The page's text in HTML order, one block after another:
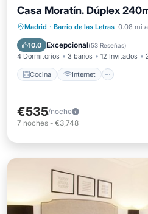
Casa Moratín. Dúplex
Madrid · Barrio de las Letras 0.08 mi
10.0 Excepcional(53 Reseñas)
4 Dormitorios 3 baños 12 Invitados
Cocina Internet
Cocina Internet
Lavandería
€535/noche
7 noches - €3,748